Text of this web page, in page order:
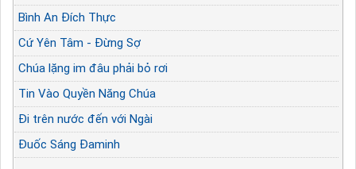
Bình An Đích Thực
Cứ Yên Tâm - Đừng Sợ
Chúa lặng im đâu phải bỏ rơi
Tin Vào Quyền Năng Chúa
Đi trên nước đến với Ngài
Đuốc Sáng Đaminh